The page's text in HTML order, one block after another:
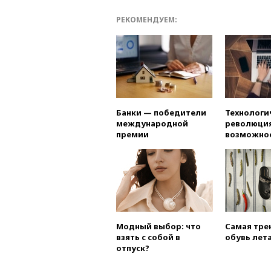
РЕКОМЕНДУЕМ:
Банки — победители
международной
премии
Модный выбор: что
взять с собой в
отпуск?
Самая
обувь